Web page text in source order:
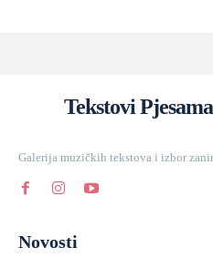
Tekstovi Pjesama
Galerija muzičkih tekstova i izbor
Novosti